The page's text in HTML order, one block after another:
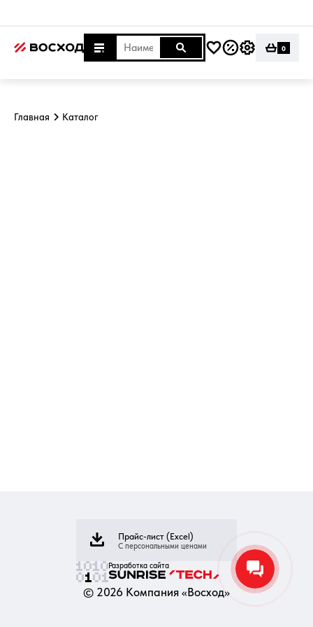
0
Главная Каталог
Прайс-лист (Excel)
С персональными ценами
Разработка сайта
© 2026 Компания «Восход»